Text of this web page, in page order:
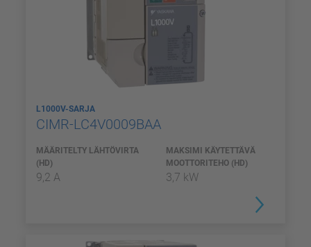
L1000V-SARJA
CIMR-LC4V0009BAA
MÄÄRITELTY LÄHTÖVIRTA
(HD)
9,2 A
MAKSIMI KÄYTETTÄVÄ
MOOTTORITEHO (HD)
3,7 kW